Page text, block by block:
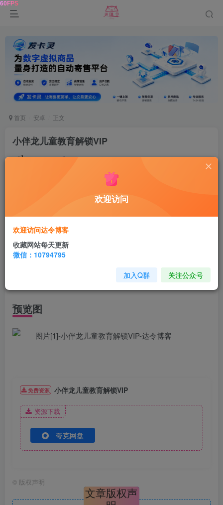
首页 安卓 正文
小伴龙儿童教育解锁VIP
鹿鸣 关注
小伴龙APP汇集5000+动画知识内容、2000+动态绘本、
200+原创益智互动故事、200+原创互动知识、100+原创职
业体验、数千个国学音频和启蒙故事等。内容根据孩子不同
启蒙阶段所设计，让孩子自主学习知识、主动探索未知，培
预览图
免费资源 小伴龙儿童教育解锁VIP
资源下载
夸克网盘
© 版权声明
文章版权声
欢迎访问
欢迎访问达令博客
收藏网站每天更新
微信：10794795
加入Q群 关注公众号